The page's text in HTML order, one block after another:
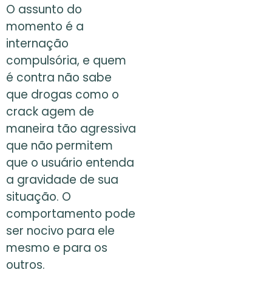
O assunto do
momento é a
internação
compulsória, e quem
é contra não sabe
que drogas como o
crack agem de
maneira tão agressiva
que não permitem
que o usuário entenda
a gravidade de sua
situação. O
comportamento pode
ser nocivo para ele
mesmo e para os
outros.